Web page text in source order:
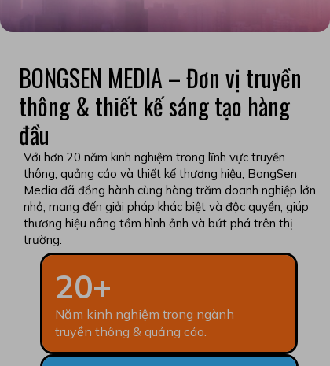
BONGSEN MEDIA – Đơn vị truyền
thông & thiết kế sáng tạo hàng
đầu
Với hơn 20 năm kinh nghiệm trong lĩnh vực truyền
thông, quảng cáo và thiết kế thương hiệu, BongSen
Media đã đồng hành cùng hàng trăm doanh nghiệp lớn
nhỏ, mang đến giải pháp khác biệt và độc quyền, giúp
thương hiệu nâng tầm hình ảnh và bứt phá trên thị
trường.
20+
Năm kinh nghiệm trong ngành
truyền thông & quảng cáo.